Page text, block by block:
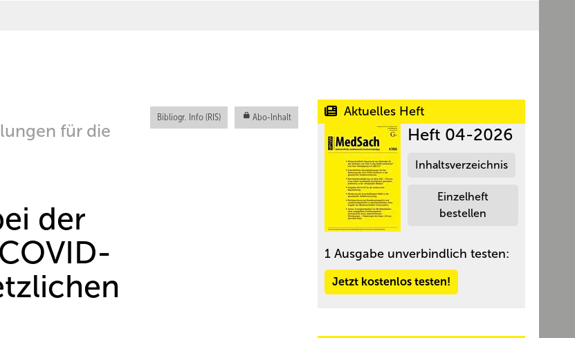
Bibliogr. Info (RIS) Abo-Inhalt
für die
der
Aktuelles Heft
Heft 04-2026
Inhaltsverzeichnis
Einzelheft
bestellen
1 Ausgabe unverbindlich testen:
Jetzt kostenlos testen!